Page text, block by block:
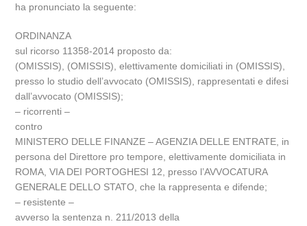
ha pronunciato la seguente:
ORDINANZA
sul ricorso 11358-2014 proposto da:
(OMISSIS), (OMISSIS), elettivamente domiciliati in (OMISSIS),
presso lo studio dell’avvocato (OMISSIS), rappresentati e difesi
dall’avvocato (OMISSIS);
– ricorrenti –
contro
MINISTERO DELLE FINANZE – AGENZIA DELLE ENTRATE, in
persona del Direttore pro tempore, elettivamente domiciliata in
ROMA, VIA DEI PORTOGHESI 12, presso l’AVVOCATURA
GENERALE DELLO STATO, che la rappresenta e difende;
– resistente –
avverso la sentenza n. 211/2013 della